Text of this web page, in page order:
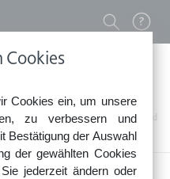
Cookies
Cookies ein, um unsere
zu verbessern und
Bestätigung der Auswahl
der gewählten Cookies
jederzeit ändern oder
außergerichtliche Anwaltskosten sind